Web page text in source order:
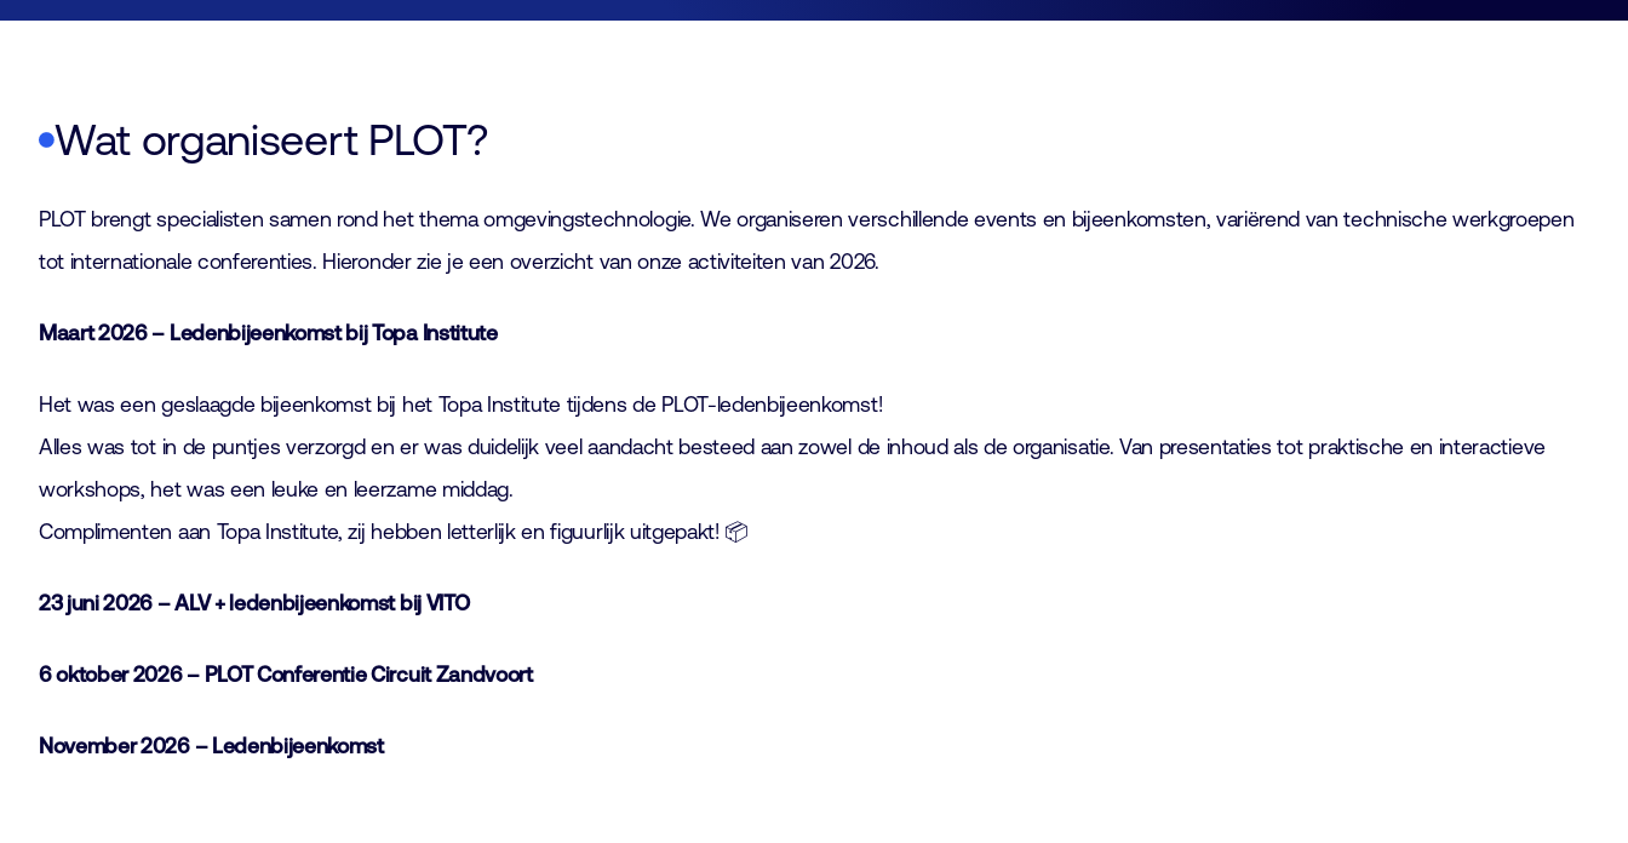
Lid worden
Laboratorium Technologie
Workshops
Medewerkers
Contact
Wat organiseert PLOT?
PLOT brengt specialisten samen rond het thema omgevingstechnologie. We organiseren verschillende events en bijeenkomsten, variërend van technische werkgroepen
tot internationale conferenties. Hieronder zie je een overzicht van onze activiteiten van 2026.
Maart 2026 – Ledenbijeenkomst bij Topa Institute
Het was een geslaagde bijeenkomst bij het Topa Institute tijdens de PLOT-ledenbijeenkomst!
Alles was tot in de puntjes verzorgd en er was duidelijk veel aandacht besteed aan zowel de inhoud als de organisatie. Van presentaties tot praktische en interactieve
workshops, het was een leuke en leerzame middag.
Complimenten aan Topa Institute, zij hebben letterlijk en figuurlijk uitgepakt! 📦
23 juni 2026 – ALV + ledenbijeenkomst bij VITO
6 oktober 2026 – PLOT Conferentie Circuit Zandvoort
November 2026 – Ledenbijeenkomst